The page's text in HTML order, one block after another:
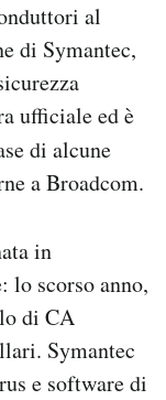
al
di Symantec,
ufficiale ed è
di alcune
a Broadcom.
in
lo scorso anno,
di CA
Symantec
e software di